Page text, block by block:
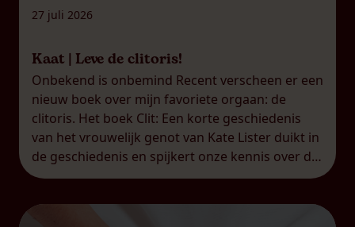
27 juli 2026
Kaat | Leve de clitoris!
Onbekend is onbemind Recent verscheen er een
nieuw boek over mijn favoriete orgaan: de
clitoris. Het boek Clit: Een korte geschiedenis
van het vrouwelijk genot van Kate Lister duikt in
de geschiedenis en spijkert onze kennis over de
clitoris duchtig bij. Dat is helaas nog altijd nodig,